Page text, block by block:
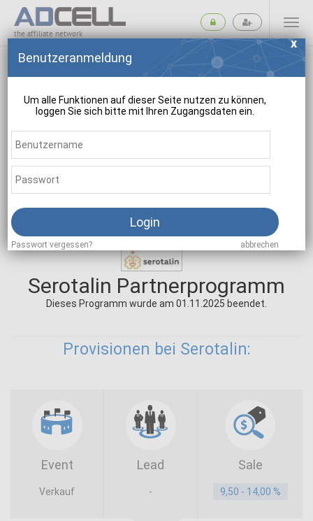
the affiliate network
Serotalin Partnerprogramm
Dieses Programm wurde am 01.11.2025 beendet.
Provisionen bei Serotalin:
Event Lead Sale
Verkauf - 9,50 - 14,00 %
Benutzeranmeldung
Um alle Funktionen auf dieser Seite nutzen zu können,
loggen Sie sich bitte mit Ihren Zugangsdaten ein.
Login
Passwort vergessen? abbrechen